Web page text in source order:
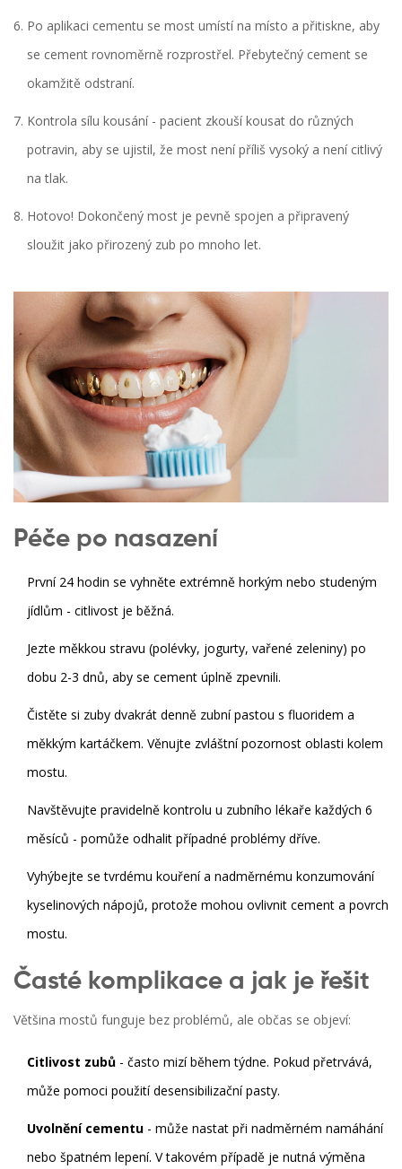
Po aplikaci cementu se most umístí na místo a přitiskne, aby
se cement rovnoměrně rozprostřel. Přebytečný cement se
okamžitě odstraní.
Kontrola sílu kousání - pacient zkouší kousat do různých
potravin, aby se ujistil, že most není příliš vysoký a není citlivý
na tlak.
Hotovo! Dokončený most je pevně spojen a připravený
sloužit jako přirozený zub po mnoho let.
Péče po nasazení
První 24 hodin se vyhněte extrémně horkým nebo studeným
jídlům - citlivost je běžná.
Jezte měkkou stravu (polévky, jogurty, vařené zeleniny) po
dobu 2-3 dnů, aby se cement úplně zpevnili.
Čistěte si zuby dvakrát denně zubní pastou s fluoridem a
měkkým kartáčkem. Věnujte zvláštní pozornost oblasti kolem
mostu.
Navštěvujte pravidelně kontrolu u zubního lékaře každých 6
měsíců - pomůže odhalit případné problémy dříve.
Vyhýbejte se tvrdému kouření a nadměrnému konzumování
kyselinových nápojů, protože mohou ovlivnit cement a povrch
mostu.
Časté komplikace a jak je řešit
Většina mostů funguje bez problémů, ale občas se objeví:
Citlivost zubů - často mizí během týdne. Pokud přetrvává,
může pomoci použití desensibilizační pasty.
Uvolnění cementu - může nastat při nadměrném namáhání
nebo špatném lepení. V takovém případě je nutná výměna